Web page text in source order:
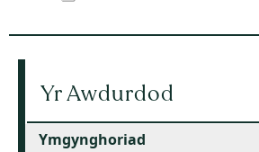
Yr Awdurdod
Ymgynghoriad